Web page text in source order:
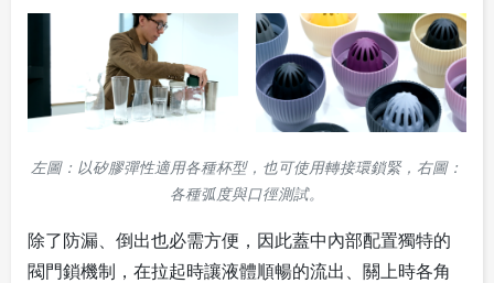
左圖：以矽膠彈性適用各種杯型，也可使用轉接環鎖緊，右圖：
各種弧度與口徑測試。
除了防漏、倒出也必需方便，因此蓋中內部配置獨特的
閥門鎖機制，在拉起時讓液體順暢的流出、關上時各角